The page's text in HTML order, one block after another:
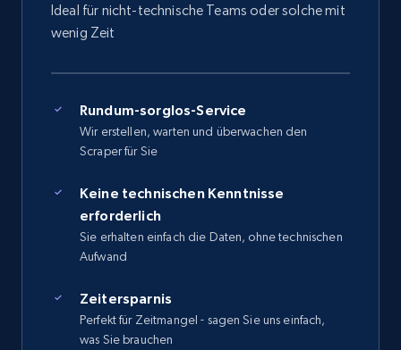
Ideal für nicht-technische Teams oder solche mit
wenig Zeit
Rundum-sorglos-Service
Wir erstellen, warten und überwachen den
Scraper für Sie
Keine technischen Kenntnisse
erforderlich
Sie erhalten einfach die Daten, ohne technischen
Aufwand
Zeitersparnis
Perfekt für Zeitmangel - sagen Sie uns einfach,
was Sie brauchen